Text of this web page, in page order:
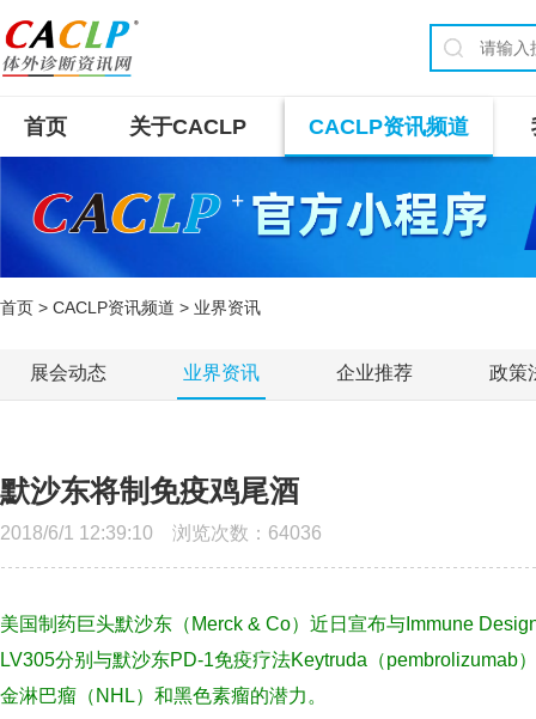
首页 关于CACLP CACLP资讯频道
首页 > CACLP资讯频道 > 业界资讯
展会动态 业界资讯 企业推荐 政策
默沙东将制免疫鸡尾酒
2018/6/1 12:39:10 浏览次数： 64036
美国制药巨头默沙东（Merck & Co）近日宣布与Immune
LV305分别与默沙东PD-1免疫疗法Keytruda（pembrolizumab
金淋巴瘤（NHL）和黑色素瘤的潜力。